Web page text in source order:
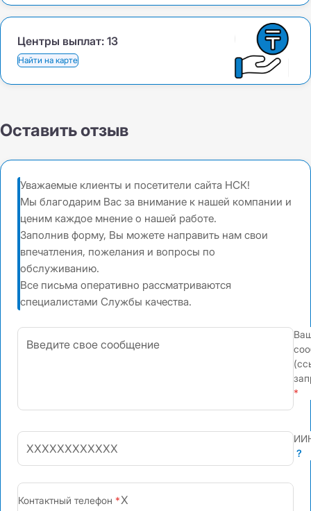
Центры выплат: 13
Найти на карте
Оставить отзыв
Уважаемые клиенты и посетители сайта НСК!
Мы благодарим Вас за внимание к нашей компании и
ценим каждое мнение о нашей работе.
Заполнив форму, Вы можете направить нам свои
впечатления, пожелания и вопросы по
обслуживанию.
Все письма оперативно рассматриваются
специалистами Службы качества.
?
+7
Контактный телефон